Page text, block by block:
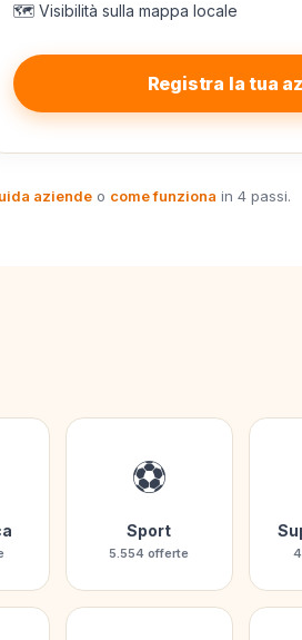
🗺️ Visibilità sulla mappa locale
Registra la tua
aziendeo come funziona in 4 passi.
⚽
Sport
5.554 offerte